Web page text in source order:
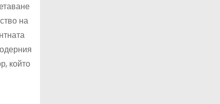
на
който